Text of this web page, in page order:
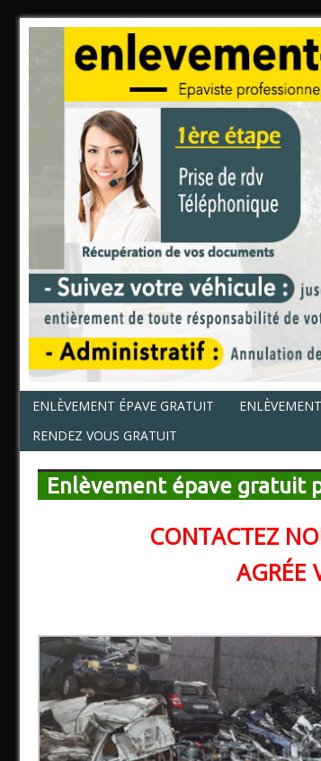
ENLÈVEMENT ÉPAVE GRATUIT
RENDEZ VOUS GRATUIT
Enlèvement épave gratuit
CONTACTEZ
AGRÉE